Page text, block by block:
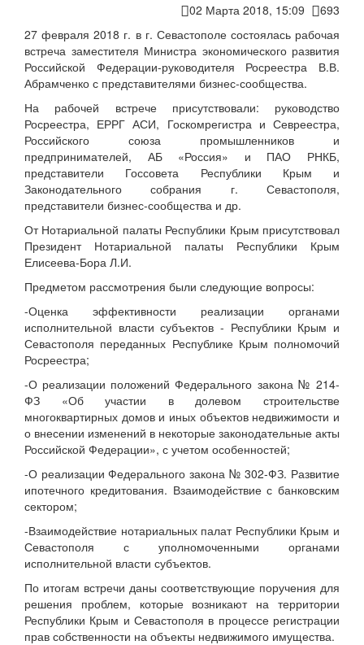
02 Марта 2018, 15:09
693
27 февраля 2018 г. в г. Севастополе состоялась рабочая
встреча заместителя Министра экономического развития
Российской Федерации-руководителя Росреестра В.В.
Абрамченко с представителями бизнес-сообщества.
На рабочей встрече присутствовали: руководство
Росреестра, ЕРРГ АСИ, Госкомрегистра и Севреестра,
Российского союза промышленников и
предпринимателей, АБ «Россия» и ПАО РНКБ,
представители Госсовета Республики Крым и
Законодательного собрания г. Севастополя,
представители бизнес-сообщества и др.
От Нотариальной палаты Республики Крым присутствовал
Президент Нотариальной палаты Республики Крым
Елисеева-Бора Л.И.
Предметом рассмотрения были следующие вопросы:
-Оценка эффективности реализации органами
исполнительной власти субъектов - Республики Крым и
Севастополя переданных Республике Крым полномочий
Росреестра;
-О реализации положений Федерального закона № 214-
ФЗ «Об участии в долевом строительстве
многоквартирных домов и иных объектов недвижимости и
о внесении изменений в некоторые законодательные акты
Российской Федерации», с учетом особенностей;
-О реализации Федерального закона № 302-ФЗ. Развитие
ипотечного кредитования. Взаимодействие с банковским
сектором;
-Взаимодействие нотариальных палат Республики Крым и
Севастополя с уполномоченными органами
исполнительной власти субъектов.
По итогам встречи даны соответствующие поручения для
решения проблем, которые возникают на территории
Республики Крым и Севастополя в процессе регистрации
прав собственности на объекты недвижимого имущества.